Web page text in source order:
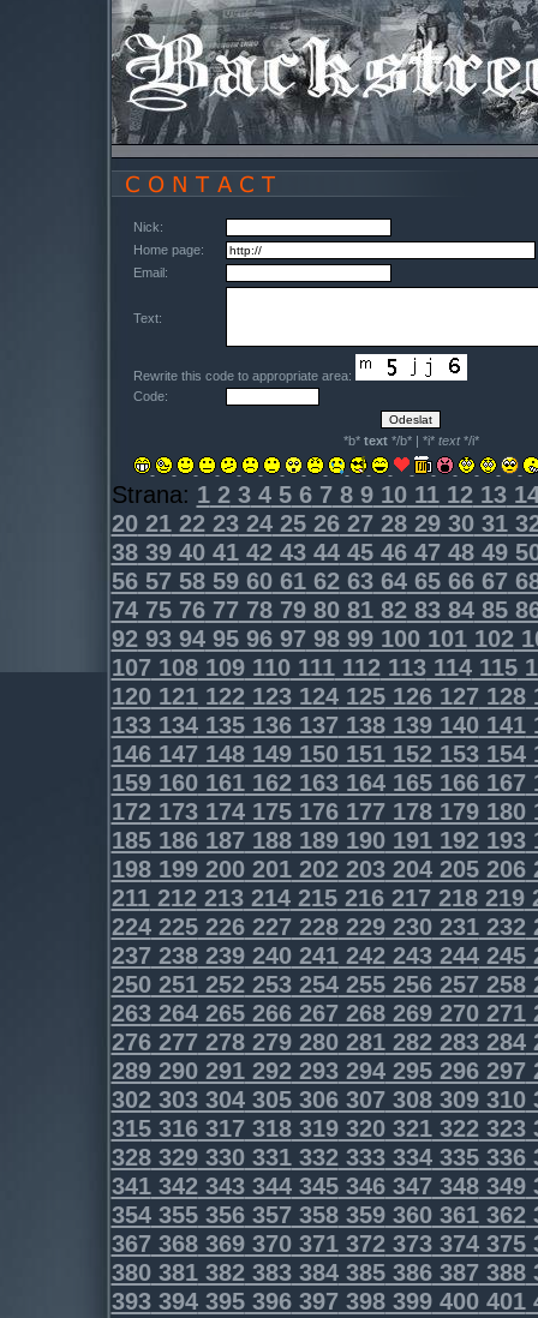
Nick:
Home page:
Email:
Text:
Rewrite this code to appropriate area:
Code:
*b* text*/b* | *i* text*/i*
Strana: 12345678910111213
202122232425262728293031
383940414243444546474849
565758596061626364656667
747576777879808182838485
9293949596979899100101102
107108109110111112113114115
120121122123124125126127128
133134135136137138139140141
146147148149150151152153154
159160161162163164165166167
172173174175176177178179180
185186187188189190191192193
198199200201202203204205206
211212213214215216217218219
224225226227228229230231232
237238239240241242243244245
250251252253254255256257258
263264265266267268269270271
276277278279280281282283284
289290291292293294295296297
302303304305306307308309310
315316317318319320321322323
328329330331332333334335336
341342343344345346347348349
354355356357358359360361362
367368369370371372373374375
380381382383384385386387388
393394395396397398399400401